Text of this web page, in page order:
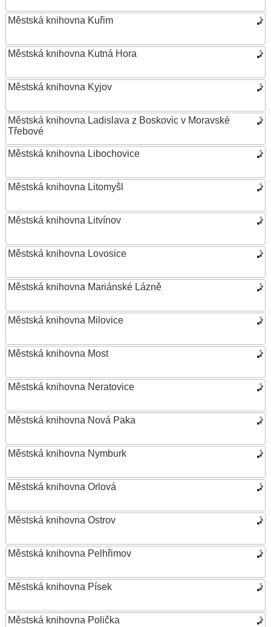
Městská knihovna Kuřim
Městská knihovna Kutná Hora
Městská knihovna Kyjov
Městská knihovna Ladislava z Boskovic v Moravské
Třebové
Městská knihovna Libochovice
Městská knihovna Litomyšl
Městská knihovna Litvínov
Městská knihovna Lovosice
Městská knihovna Mariánské Lázně
Městská knihovna Milovice
Městská knihovna Most
Městská knihovna Neratovice
Městská knihovna Nová Paka
Městská knihovna Nymburk
Městská knihovna Orlová
Městská knihovna Ostrov
Městská knihovna Pelhřimov
Městská knihovna Písek
Městská knihovna Polička